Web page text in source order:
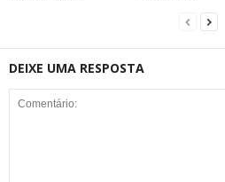
DEIXE UMA RESPOSTA